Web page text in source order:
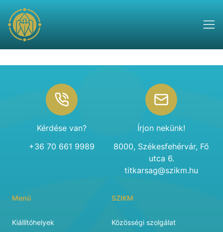
Kérdése van?
+36 70 661 9989
Írjon nekünk!
8000, Székesfehérvár, Fő
utca 6.
titkarsag@szikm.hu
Menü
Kiállítóhelyek
SZIKM
Közösségi szolgálat